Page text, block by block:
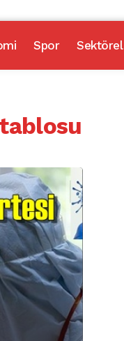
Spor Sektörel